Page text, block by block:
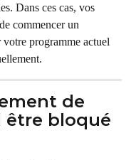
Dans ces cas, vos
commencer un
programme actuel
de
être bloqué